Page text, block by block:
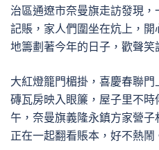
治區通遼市奈曼旗走訪發現
記賬，家人們圍坐在炕上，
地籌劃著今年的日子，歡聲笑
大紅燈籠門楣掛，喜慶春聯
磚瓦房映入眼簾，屋子里不
午，奈曼旗義隆永鎮方家營
正在一起翻看賬本，好不熱鬧